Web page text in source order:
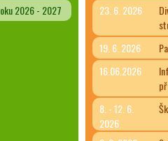
2026 - 2027 23. 6. 2026
19. 6. 2026
16.06.2026
8. - 12. 6.
2026